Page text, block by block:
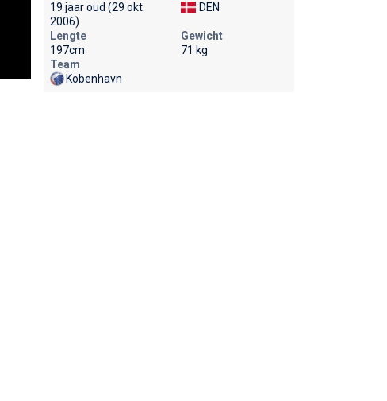
19 jaar oud (29 okt.
2006)
DEN
Lengte
197cm
Gewicht
71 kg
Team
Kobenhavn